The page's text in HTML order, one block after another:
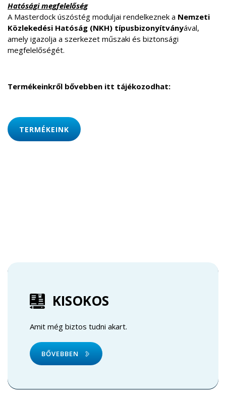
KISOKOS
Amit még biztos tudni akart.
BŐVEBBEN
Hatósági megfelelőség
A Masterdock úszóstég moduljai rendelkeznek a Nemzeti
Közlekedési Hatóság (NKH) típusbizonyítványával,
amely igazolja a szerkezet műszaki és biztonsági
megfelelőségét.
Termékeinkről bővebben itt tájékozodhat:
TERMÉKEINK